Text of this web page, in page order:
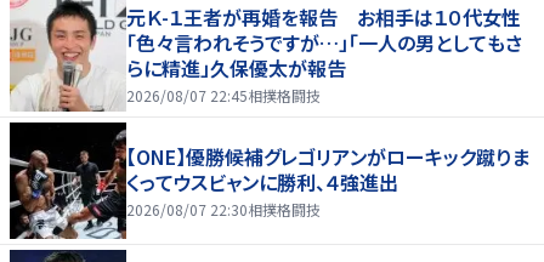
元Ｋ-１王者が再婚を報告 お相手は１０代女性
「色々言われそうですが…」「一人の男としてもさ
らに精進」久保優太が報告
2026/08/07 22:45相撲格闘技
【ONE】優勝候補グレゴリアンがローキック蹴りま
くってウスビャンに勝利、４強進出
2026/08/07 22:30相撲格闘技